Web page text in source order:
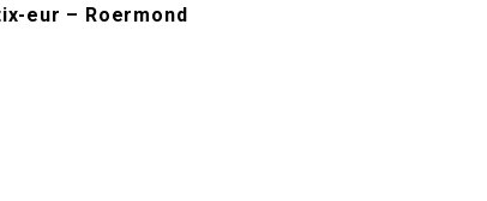
eur – Roermond